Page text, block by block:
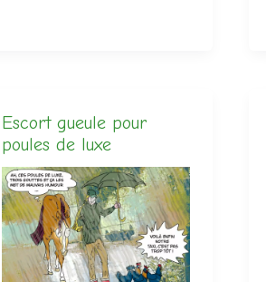
Escort gueule pour
poules de luxe